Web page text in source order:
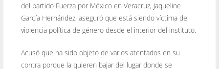
del partido Fuerza por México en Veracruz, Jaqueline
García Hernández, aseguró que está siendo víctima de
violencia política de género desde el interior del instituto.
Acusó que ha sido objeto de varios atentados en su
contra porque la quieren bajar del lugar donde se